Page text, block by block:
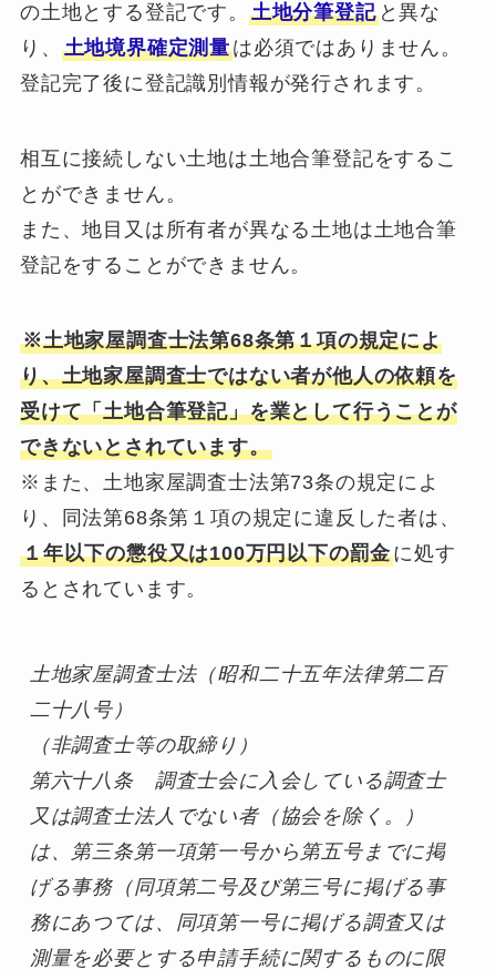
の土地とする登記です。 土地分筆登記と異な
り、 土地境界確定測量は必須ではありません。
登記完了後に登記識別情報が発行されます。
相互に接続しない土地は土地合筆登記をするこ
とができません。
また、地目又は所有者が異なる土地は土地合筆
登記をすることができません。
※土地家屋調査士法第68条第１項の規定によ
り、土地家屋調査士ではない者が他人の依頼を
受けて「土地合筆登記」を業として行うことが
できないとされています。
※また、土地家屋調査士法第73条の規定によ
り、同法第68条第１項の規定に違反した者は、
１年以下の懲役又は100万円以下の罰金に処す
るとされています。
土地家屋調査士法（昭和二十五年法律第二百
二十八号）
（非調査士等の取締り）
第六十八条　調査士会に入会している調査士
又は調査士法人でない者（協会を除く。）
は、第三条第一項第一号から第五号までに掲
げる事務（同項第二号及び第三号に掲げる事
務にあつては、同項第一号に掲げる調査又は
測量を必要とする申請手続に関するものに限